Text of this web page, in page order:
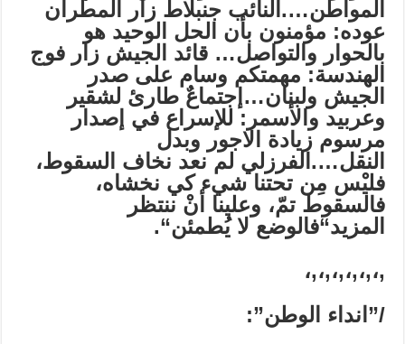
المواطن….النائب جنبلاط زار المطران
عوده: مؤمنون بأن الحل الوحيد هو
بالحوار والتواصل… قائد الجيش زار فوج
الهندسة: مهمتكم وسام على صدر
الجيش ولبنان…إجتماعٌ طارئ لشقير
وعربيد والأسمر: للإسراع في إصدار
مرسوم زيادة الاجور وبدل
النقل….الفرزلي لم نعد نخاف السقوط،
فليْس مِن تحتنا شيء كي نخشاه،
فالسقوط تمّ، وعلينا أنْ ننتظر
المزيد“فالوضع لا يُطمئن“.
,،,،,،,،,،,،
/”انداء الوطن”: